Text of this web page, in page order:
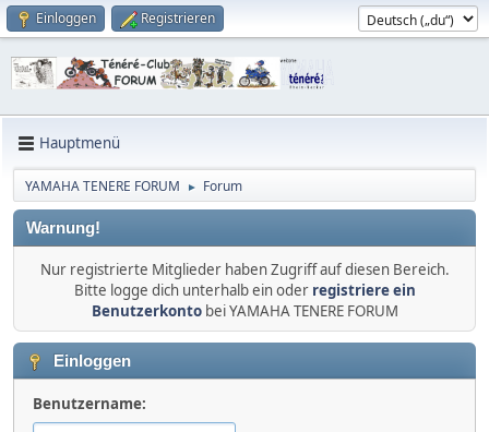
Einloggen Registrieren
Hauptmenü
YAMAHA TENERE FORUM ► Forum
Warnung!
Nur registrierte Mitglieder haben Zugriff auf diesen Bereich.
Bitte logge dich unterhalb ein oder registriere ein
Benutzerkontobei YAMAHA TENERE FORUM
Einloggen
Benutzername: